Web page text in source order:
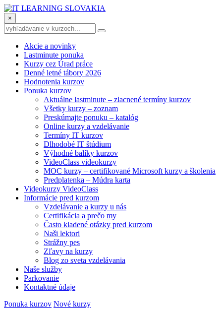
×
Akcie a novinky
Lastminute ponuka
Kurzy cez Úrad práce
Denné letné tábory 2026
Hodnotenia kurzov
Ponuka kurzov
Aktuálne lastminute – zlacnené termíny kurzov
Všetky kurzy – zoznam
Preskúmajte ponuku – katalóg
Online kurzy a vzdelávanie
Termíny IT kurzov
Dlhodobé IT štúdium
Výhodné balíky kurzov
VideoClass videokurzy
MOC kurzy – certifikované Microsoft kurzy a školenia
Predplatenka – Múdra karta
Videokurzy VideoClass
Informácie pred kurzom
Vzdelávanie a kurzy u nás
Certifikácia a prečo my
Často kladené otázky pred kurzom
Naši lektori
Strážny pes
Zľavy na kurzy
Blog zo sveta vzdelávania
Naše služby
Parkovanie
Kontaktné údaje
Ponuka kurzov Nové kurzy